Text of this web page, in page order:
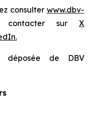
consulter www.dbv-
sur X
déposée de DBV